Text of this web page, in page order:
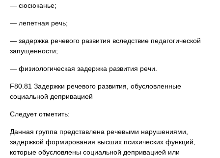
— сюсюканье;
— лепетная речь;
— задержка речевого развития вследствие педагогической
запущенности;
— физиологическая задержка развития речи.
F80.81 Задержки речевого развития, обусловленные
социальной депривацией
Следует отметить:
Данная группа представлена речевыми нарушениями,
задержкой формирования высших психических функций,
которые обусловлены социальной депривацией или